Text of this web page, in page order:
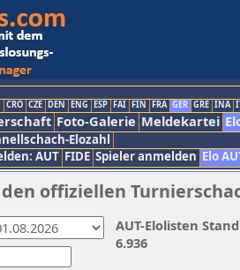
CRO CZE DEN ENG ESP FAI FIN FRA GER GRE INA
Foto-Galerie Meldekartei
Elozahl
AUT FIDE Spieler anmelden Elo
offiziellen
AUT-Elolisten
6.936